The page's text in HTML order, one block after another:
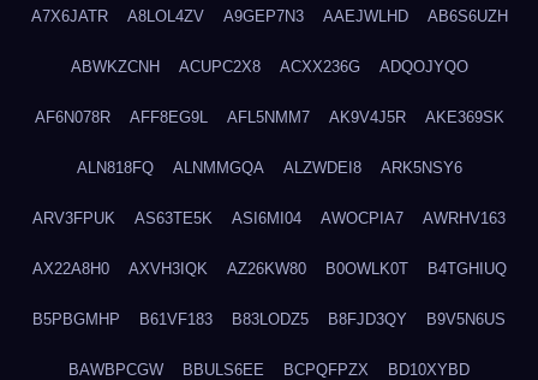
A7X6JATR A8LOL4ZV A9GEP7N3 AAEJWLHD AB6S6UZH
ABWKZCNH ACUPC2X8 ACXX236G ADQOJYQO
AF6N078R AFF8EG9L AFL5NMM7 AK9V4J5R AKE369SK
ALN818FQ ALNMMGQA ALZWDEI8 ARK5NSY6
ARV3FPUK AS63TE5K ASI6MI04 AWOCPIA7 AWRHV163
AX22A8H0 AXVH3IQK AZ26KW80 B0OWLK0T B4TGHIUQ
B5PBGMHP B61VF183 B83LODZ5 B8FJD3QY B9V5N6US
BAWBPCGW BBULS6EE BCPQFPZX BD10XYBD